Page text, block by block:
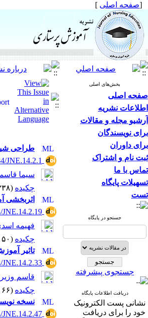
[صفحه اصلی ]
بخش‌های اصلی
صفحه اصلی
اطلاعات نشریه
آرشیو مجله و مقالات
برای نویسندگان
برای داوران
ثبت نام و اشتراک
تماس با ما
تسهیلات پایگاه
تست
جستجو در پایگاه
جستجوی پیشرفته
دریافت اطلاعات پایگاه
نشانی پست الکترونیک
خود را برای دریافت
طراحی
JNE.14.2.1
سیما
چکیده (۲۳۳۸ مشاهده)
اثربخشی
JNE.14.2.19
فهیمه
چکیده (۲۱۵۰ مشاهده)
تاثیر
JNE.14.2.33
قاسم
چکیده (۲۱۶۶ مشاهده)
نسخه
JNE.14.2.47